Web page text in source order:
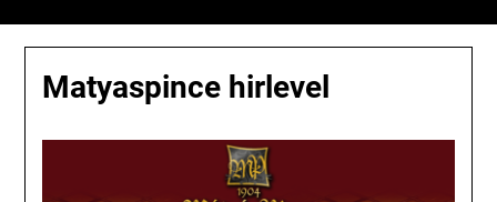
Matyaspince hirlevel